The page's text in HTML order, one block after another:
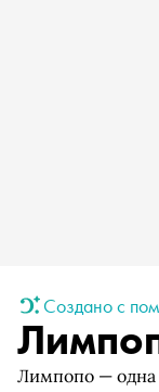
Создано с
Лимпопо —